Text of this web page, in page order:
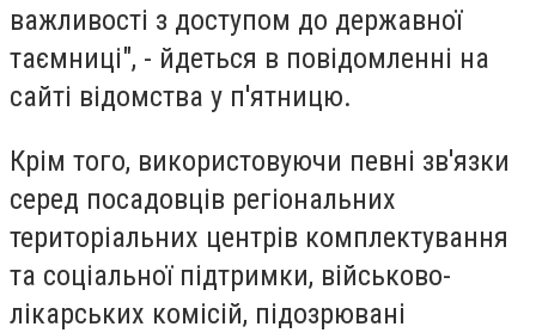
важливості з доступом до державної
таємниці", - йдеться в повідомленні на
сайті відомства у п'ятницю.
Крім того, використовуючи певні зв'язки
серед посадовців регіональних
територіальних центрів комплектування
та соціальної підтримки, військово-
лікарських комісій, підозрювані